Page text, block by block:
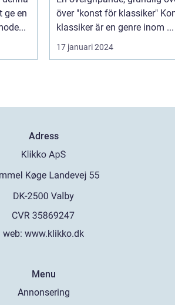
ge en
över "konst för klassiker" Konst för
klassiker är en genre inom ...
17 januari 2024
Adress
web: www.klikko.dk
Menu
Annonsering